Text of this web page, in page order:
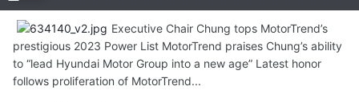
Executive Chair Chung tops MotorTrend’s
prestigious 2023 Power List MotorTrend praises Chung’s ability
to “lead Hyundai Motor Group into a new age” Latest honor
follows proliferation of MotorTrend...